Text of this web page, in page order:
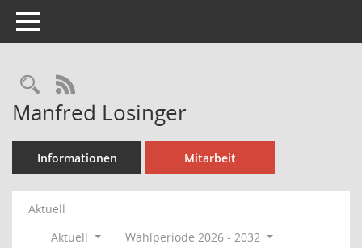
Toggle navigation
Rechercheauswahl
RSS-Feed
Manfred Losinger
Informationen Mitarbeit
Aktuell
Aktuell
Wahlperiode 2026 - 2032